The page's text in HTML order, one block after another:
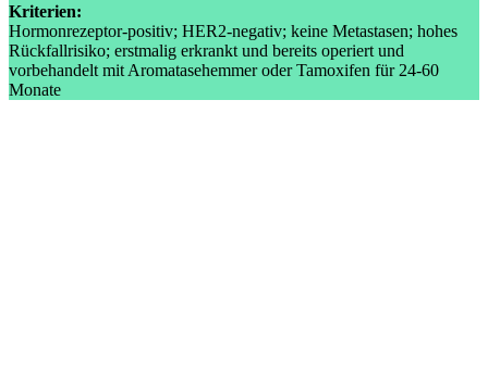
Kriterien:
Hormonrezeptor-positiv; HER2-negativ; keine Metastasen; hohes
Rückfallrisiko; erstmalig erkrankt und bereits operiert und
vorbehandelt mit Aromatasehemmer oder Tamoxifen für 24-60
Monate